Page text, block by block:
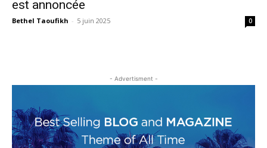
est annoncée
Bethel Taoufikh - 5 juin 2025 0
- Advertisment -